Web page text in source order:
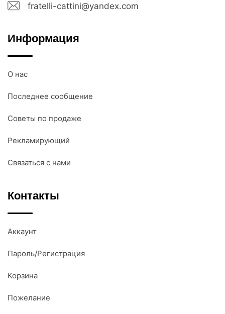
fratelli-cattini@yandex.com
Информация
О нас
Последнее сообщение
Советы по продаже
Рекламирующий
Связаться с нами
Контакты
Аккаунт
Пароль/Регистрация
Корзина
Пожелание